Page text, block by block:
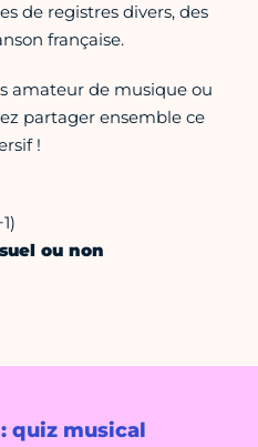
quiz musical
de registres divers, des
française.
amateur de musique ou
partager ensemble ce
!
ou non